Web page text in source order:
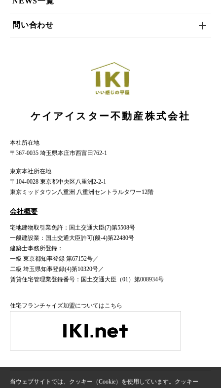
ケイアイスター不動産株式会社
本社所在地
〒367-0035 埼玉県本庄市西富田762-1
東京本社所在地
〒104-0028 東京都中央区八重洲2-2-1
東京ミッドタウン八重洲 八重洲セントラルタワー12階
会社概要
宅地建物取引業免許：国土交通大臣(7)第5508号
一般建設業：国土交通大臣許可(般-4)第22480号
建築士事務所登録：
一級 東京都知事登録 第67152号／
二級 埼玉県知事登録(4)第10320号／
賃貸住宅管理業登録番号：国土交通大臣（01）第008934号
住宅フランチャイズ加盟についてはこちら
問い合わせ
当ウェブサイトでは、クッキー（Cookie）を使用しています。クッキー